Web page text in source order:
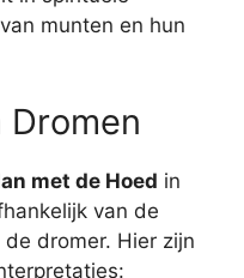
munten en hun
Dromen
met de Hoed in
van de
dromer. Hier zijn